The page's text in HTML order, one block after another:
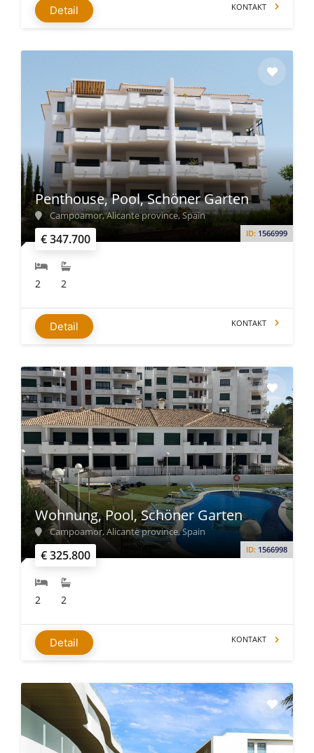
Detail KONTAKT
€ 347.700 ID: 1566999
Penthouse, Pool, Schöner Garten
Campoamor, Alicante province, Spain
2 2
Detail KONTAKT
€ 325.800 ID: 1566998
Wohnung, Pool, Schöner Garten
Campoamor, Alicante province, Spain
2 2
Detail KONTAKT